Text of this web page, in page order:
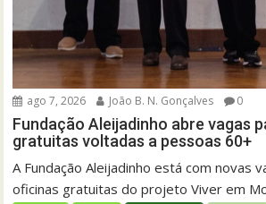
ago 7, 2026 João B. N. Gonçalves 0
Fundação Aleijadinho abre vagas
gratuitas voltadas a pessoas 60+
A Fundação Aleijadinho está com novas
oficinas gratuitas do projeto Viver em